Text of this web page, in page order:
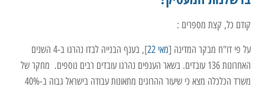
קודם כל, קצת מספרים :
על פי דו"ח מבקר המדינה [מאי 22
], בענף הבנייה לבדו נהרגו ב-4 השנים
האחרונות 136 עובדים. בשאר הענפים נהרגו עובדים רבים נוספים. מחקר של
משרד הכלכלה מצא כי שיעור ההרוגים מתאונות עבודה בישראל גבוה ב-40%